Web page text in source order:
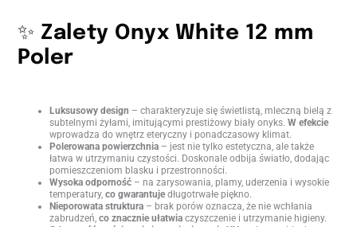
✨ Zalety Onyx White 12 mm
Poler
Luksusowy design – charakteryzuje się świetlistą, mleczną bielą z
subtelnymi żyłami, imitującymi prestiżowy biały onyks.W efekcie
wprowadza do wnętrz eteryczny i ponadczasowy klimat.
Polerowana powierzchnia – jest nie tylko estetyczna, ale także
łatwa w utrzymaniu czystości. Doskonale odbija światło, dodając
pomieszczeniom blasku i przestronności.
Wysoka odporność – na zarysowania, plamy, uderzenia i wysokie
temperatury,co gwarantuje długotrwałe piękno.
Nieporowata struktura – brak porów oznacza, że nie wchłania
zabrudzeń,co znacznie ułatwia czyszczenie i utrzymanie higieny.